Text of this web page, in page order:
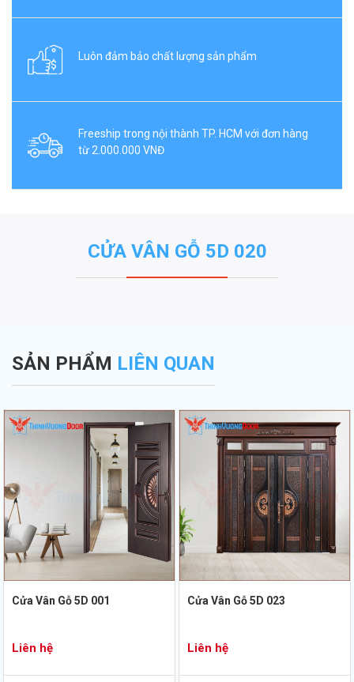
Luôn đảm bảo chất lượng sản phẩm
Freeship trong nội thành TP. HCM với đơn hàng
từ 2.000.000 VNĐ
CỬA VÂN GỖ 5D 020
SẢN PHẨM LIÊN QUAN
Cửa Vân Gỗ 5D 001
Liên hệ
Cửa Vân Gỗ 5D 023
Liên hệ